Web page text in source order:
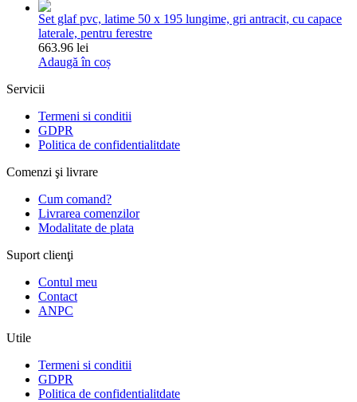
Set glaf pvc, latime 50 x 195 lungime, gri antracit, cu capace
laterale, pentru ferestre
663.96 lei
Adaugă în coș
Servicii
Termeni si conditii
GDPR
Politica de confidentialitdate
Comenzi şi livrare
Cum comand?
Livrarea comenzilor
Modalitate de plata
Suport clienţi
Contul meu
Contact
ANPC
Utile
Termeni si conditii
GDPR
Politica de confidentialitdate